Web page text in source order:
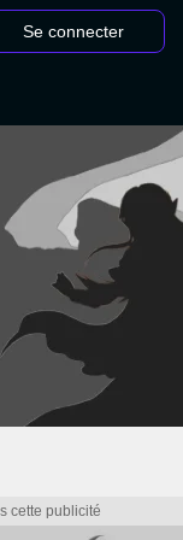
Se connecter